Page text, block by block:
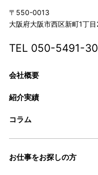
〒550-0013
大阪府大阪市西区新町1丁
TEL 050-5491-
会社概要
紹介実績
コラム
お仕事をお探しの方